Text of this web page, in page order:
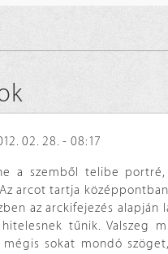
02. 28. - 08:17
a szemből telibe
arcot tartja
az arckifejezés
tűnik.
mégis sokat mondó